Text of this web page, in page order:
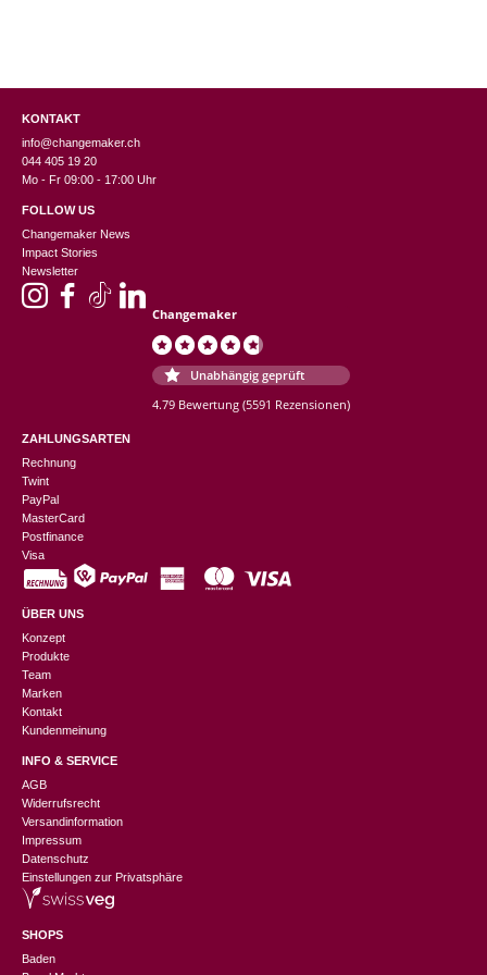
KONTAKT
info@changemaker.ch
044 405 19 20
Mo - Fr 09:00 - 17:00 Uhr
FOLLOW US
Changemaker News
Impact Stories
Newsletter
Changemaker
Unabhängig geprüft
4.79 Bewertung (5591 Rezensionen)
ZAHLUNGSARTEN
Rechnung
Twint
PayPal
MasterCard
Postfinance
Visa
ÜBER UNS
Konzept
Produkte
Team
Marken
Kontakt
Kundenmeinung
INFO & SERVICE
AGB
Widerrufsrecht
Versandinformation
Impressum
Datenschutz
Einstellungen zur Privatsphäre
SHOPS
Baden